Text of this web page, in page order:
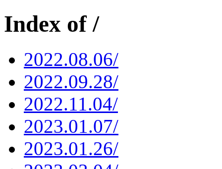
Index of /
2022.08.06/
2022.09.28/
2022.11.04/
2023.01.07/
2023.01.26/